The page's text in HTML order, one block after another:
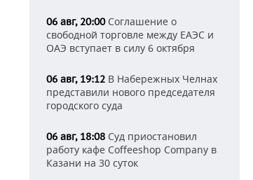
06 авг, 20:00Соглашение о
свободной торговле между ЕАЭС и
ОАЭ вступает в силу 6 октября
06 авг, 19:12 В Набережных Челнах
представили нового председателя
городского суда
06 авг, 18:08 Суд приостановил
работу кафе Coffeeshop Company в
Казани на 30 суток